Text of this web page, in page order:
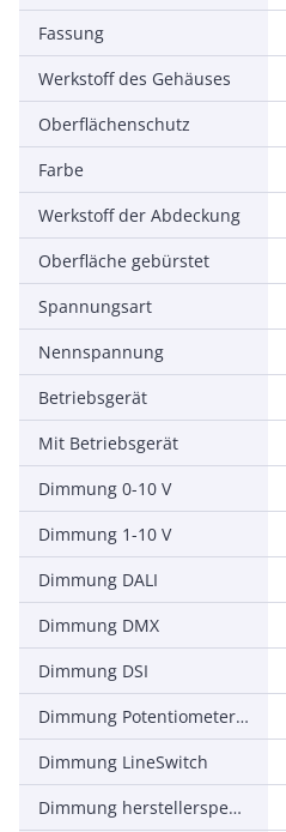
Fassung
Werkstoff des Gehäuses
Oberflächenschutz
Farbe
Werkstoff der Abdeckung
Oberfläche gebürstet
Spannungsart
Nennspannung
Betriebsgerät
Mit Betriebsgerät
Dimmung 0-10 V
Dimmung 1-10 V
Dimmung DALI
Dimmung DMX
Dimmung DSI
Dimmung Potentiometer (geräteintegriert)
Dimmung LineSwitch
Dimmung herstellerspezifisch